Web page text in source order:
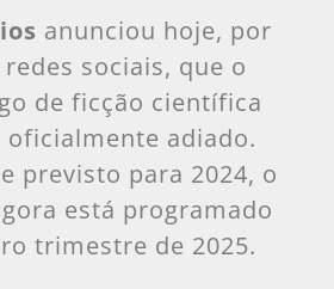
anunciou hoje, por
sociais, que o
de ficção científica
adiado.
previsto para 2024, o
está programado
trimestre de 2025.